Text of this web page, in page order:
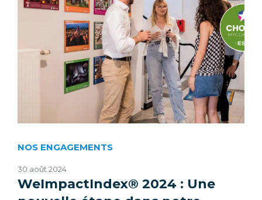
NOS ENGAGEMENTS
30 août 2024
WeImpactIndex® 2024 : Une